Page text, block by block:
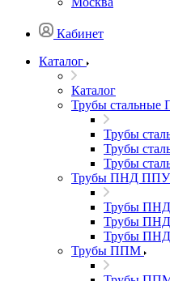
Кабинет
Каталог
Каталог
Трубы
Трубы
Трубы
Трубы
Трубы ПНД ППУ
Трубы
Трубы
Трубы
Трубы ППМ